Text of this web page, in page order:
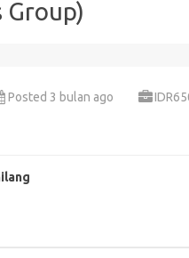
Group)
Posted 3 bulan ago